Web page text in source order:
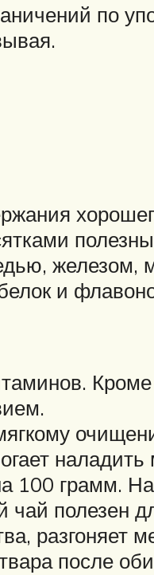
по
железом,
и
100 грамм.
полезен
разгоняет
после